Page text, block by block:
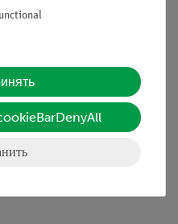
в том, чтобы
ток намного больше
холодного